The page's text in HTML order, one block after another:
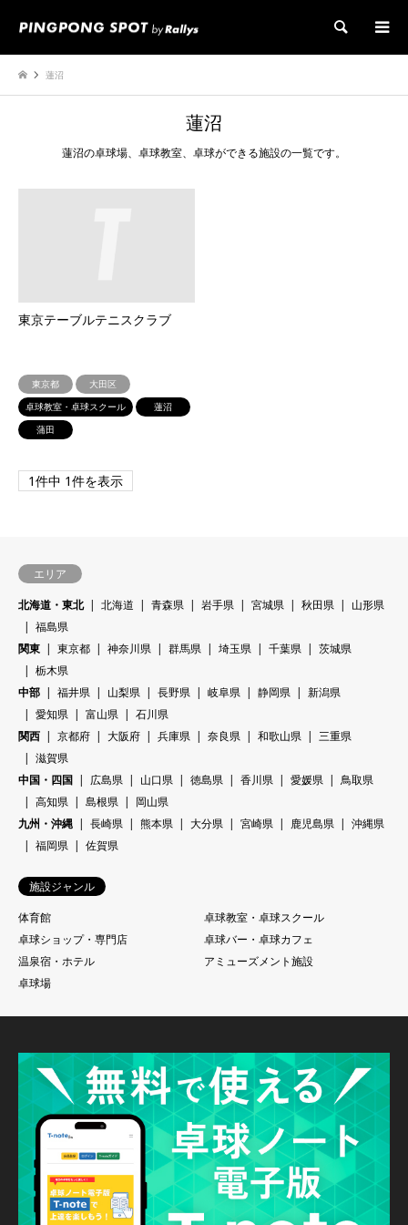
検索
蓮沼
蓮沼
蓮沼の卓球場、卓球教室、卓球ができる施設の一覧です。
東京テーブルテニスクラブ
東京都
大田区
卓球教室・卓球スクール
蓮沼
蒲田
1件中 1件を表示
エリア
北海道・東北
北海道 青森県 岩手県 宮城県 秋田県
山形県
福島県
関東
東京都 神奈川県 群馬県 埼玉県 千葉県
茨城県
栃木県
中部
福井県 山梨県 長野県 岐阜県 静岡県
新潟県
愛知県
富山県
石川県
関西
京都府 大阪府 兵庫県 奈良県 和歌山県
三重県
滋賀県
中国・四国
広島県 山口県 徳島県 香川県 愛媛県
鳥取県
高知県
島根県
岡山県
九州・沖縄
長崎県 熊本県 大分県 宮崎県 鹿児島県
沖縄県
福岡県
佐賀県
施設ジャンル
体育館
卓球教室・卓球スクール
卓球ショップ・専門店
卓球バー・卓球カフェ
温泉宿・ホテル
アミューズメント施設
卓球場